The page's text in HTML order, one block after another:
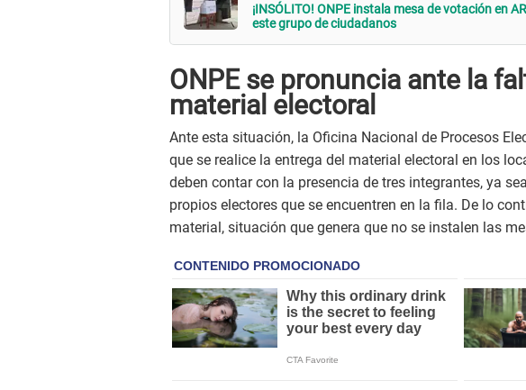
¡INSÓLITO! ONPE instala mesa de votación en
este grupo de ciudadanos
ONPE se pronuncia ante la
material electoral
Ante esta situación, la Oficina Nacional de Procesos
que se realice la entrega del material electoral en los
deben contar con la presencia de tres integrantes, ya
propios electores que se encuentren en la fila. De lo
material, situación que genera que no se instalen las